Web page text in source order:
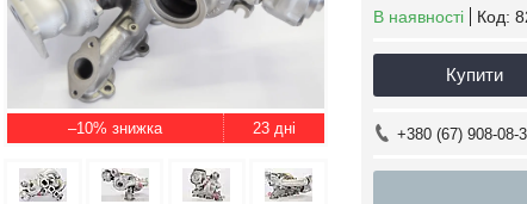
–10% 23 дні
В наявності Код:
Купити
+380 (67) 908-08-